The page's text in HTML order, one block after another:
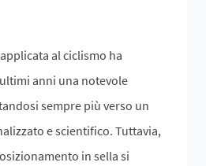
al ciclismo ha
anni una notevole
sempre più verso un
e scientifico. Tuttavia,
in sella si